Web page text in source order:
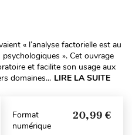
« l’analyse factorielle est au
». Cet ouvrage
et facilite son usage aux
domaines... LIRE LA SUITE
Format
numérique
20,99 €